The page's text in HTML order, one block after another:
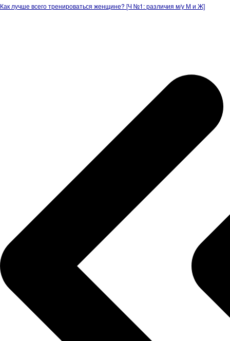
Как лучше всего тренироваться женщине? [Ч №1: различия м/у М и Ж]